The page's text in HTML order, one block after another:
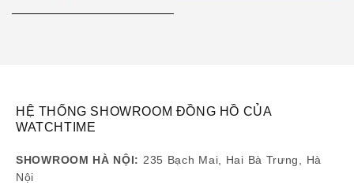
HỆ THỐNG SHOWROOM ĐỒNG HỒ CỦA
WATCHTIME
SHOWROOM HÀ NỘI: 235 Bạch Mai, Hai Bà Trưng, Hà
Nội